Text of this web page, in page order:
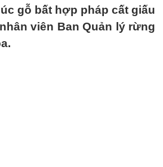
gỗ bất hợp pháp cất giấu
viên Ban Quản lý rừng